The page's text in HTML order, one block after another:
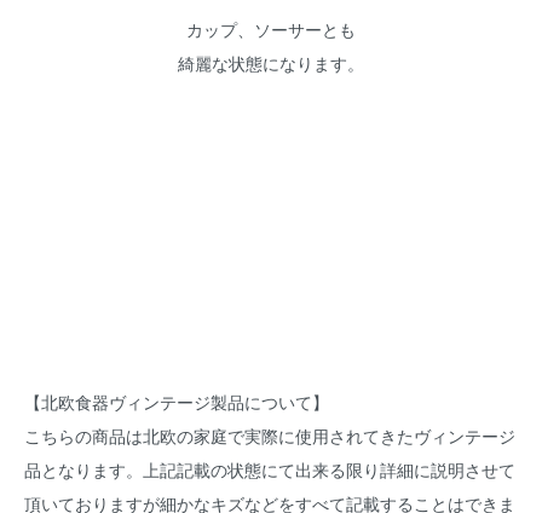
カップ、ソーサーとも
綺麗な状態になります。
【北欧食器ヴィンテージ製品について】
こちらの商品は北欧の家庭で実際に使用されてきたヴィンテージ
品となります。上記記載の状態にて出来る限り詳細に説明させて
頂いておりますが細かなキズなどをすべて記載することはできま